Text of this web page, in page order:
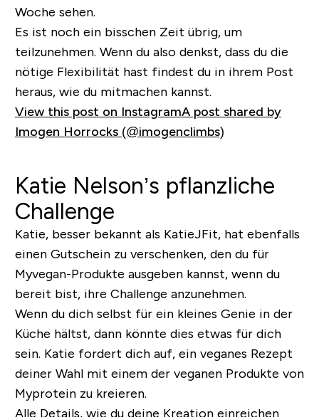
Woche sehen.
Es ist noch ein bisschen Zeit übrig, um
teilzunehmen. Wenn du also denkst, dass du die
nötige Flexibilität hast findest du in ihrem Post
heraus, wie du mitmachen kannst.
View this post on InstagramA post shared by
Imogen Horrocks (@imogenclimbs)
Katie Nelson’s pflanzliche
Challenge
Katie, besser bekannt als KatieJFit, hat ebenfalls
einen Gutschein zu verschenken, den du für
Myvegan-Produkte ausgeben kannst, wenn du
bereit bist, ihre Challenge anzunehmen.
Wenn du dich selbst für ein kleines Genie in der
Küche hältst, dann könnte dies etwas für dich
sein. Katie fordert dich auf, ein veganes Rezept
deiner Wahl mit einem der veganen Produkte von
Myprotein zu kreieren.
Alle Details, wie du deine Kreation einreichen